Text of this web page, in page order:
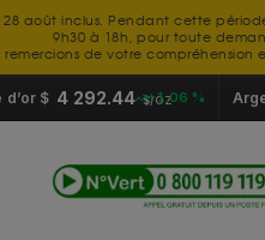
28 août inclus. Pendant cette
9h30 à 18h, pour toute
remercions de votre compréhension
d’or $ 4 292.44$/OZ
+1.06 %